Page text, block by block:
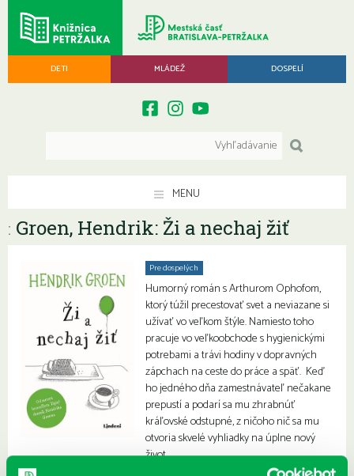
DETI MLÁDEŽ DOSPELÍ
MENU
: Groen, Hendrik: Ži a nechaj žiť
Pre dospelých
Humorný román s Arthurom Ophofom,
ktorý túžil precestovať svet a neviazane si
užívať vo veľkom štýle. Namiesto toho
pracuje vo veľkoobchode s hygienickými
potrebami a trávi hodiny v dopravných
zápchach na ceste do práce a späť. Keď
ho jedného dňa zamestnávateľ nečakane
prepustí a podarí sa mu zhrabnúť
kráľovské odstupné, z ničoho nič sa mu
otvoria skvelé vyhliadky na úplne nový
život.